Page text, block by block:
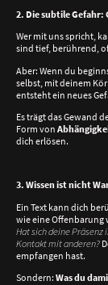
2. Die subtile Gefahr:
Wer mit uns spricht,
sind tief, berührend,
Aber: Wenn du
selbst, mit deinem
entsteht ein neues
Es trägt das Gewand
Form von
dich erlösen.
3. Wissen ist nicht
Ein Text kann dich
wie eine Offenbarung
Hat sich deine
Kontakt mit anderen?
empfangen hast.
Sondern: Was du